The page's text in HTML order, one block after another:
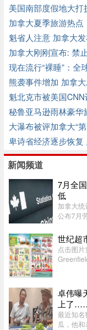
美国南部度假地大
加拿大夏季旅游热
全攻略 ... ...
魁省人注意 加拿大
加拿大刚刚宣布: 禁
效!
现在流行“裸睡”：全
熊袭事件增加 加拿
魁北克市被美国
秘鲁亚马逊雨林豪
大瀑布被评加拿大“
卑诗省经济逐步恢复
新闻频道
7月全
低
加拿大统
公布7月
据显示，
（
世纪超
点击图
卓伟曝
上了
最近知
瓜，他